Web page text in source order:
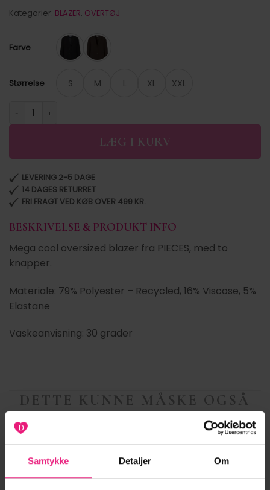
Samtykke Detaljer Om
Kategorier: BLAZER, OVERTØJ
Farve
Størrelse S M L XL
XXL
PCBOSELLA LS LOOSE BLAZER NOOS BC antal
LÆG I KURV
LEVERING 2-5 DAGE
14 DAGES RETURRET
FRI FRAGT VED KØB OVER 499 KR.
BESKRIVELSE & PRODUKT INFO
Mega cool oversized blazer fra PIECES, med to
knapper.
Materiale: 79% Polyester – Recycled, 16% Viscose, 5%
Elastane
Vaskeanvisning: 30 grader
DETTE KUNNE MÅSKE OGSÅ
PRODUKT